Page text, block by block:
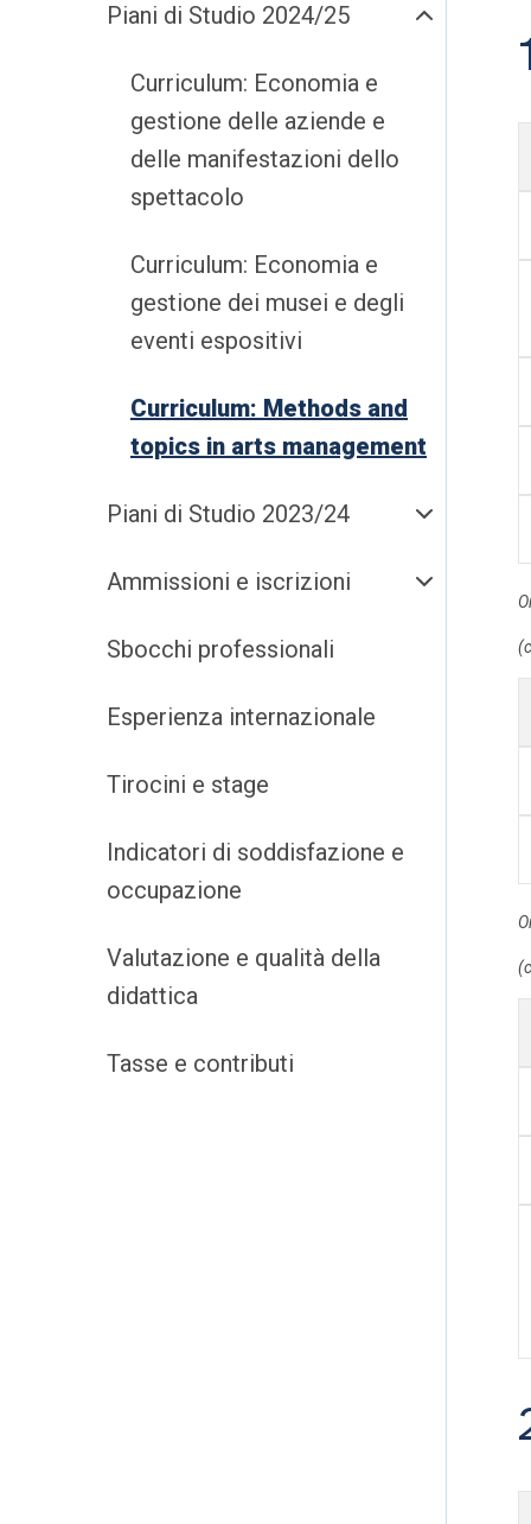
Piani di Studio 2024/25
Curriculum: Economia e
gestione delle aziende e
delle manifestazioni dello
spettacolo
Curriculum: Economia e
gestione dei musei e degli
eventi espositivi
Curriculum: Methods and
topics in arts management
Piani di Studio 2023/24
Ammissioni e iscrizioni
Sbocchi professionali
Esperienza internazionale
Tirocini e stage
Indicatori di soddisfazione e
occupazione
Valutazione e qualità della
didattica
Tasse e contributi